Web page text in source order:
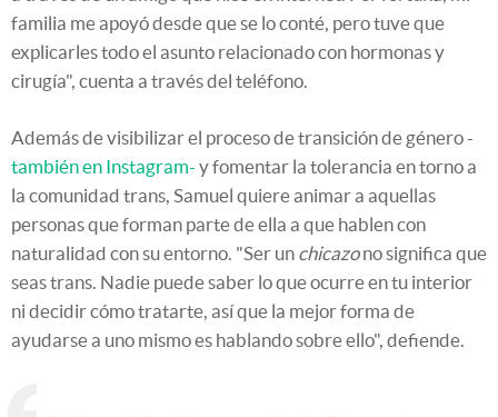
familia me apoyó desde que se lo conté, pero tuve que
explicarles todo el asunto relacionado con hormonas y
cirugía", cuenta a través del teléfono.
Además de visibilizar el proceso de transición de género -
también en Instagram- y fomentar la tolerancia en torno a
la comunidad trans, Samuel quiere animar a aquellas
personas que forman parte de ella a que hablen con
naturalidad con su entorno. "Ser un chicazono significa que
seas trans. Nadie puede saber lo que ocurre en tu interior
ni decidir cómo tratarte, así que la mejor forma de
ayudarse a uno mismo es hablando sobre ello", defiende.